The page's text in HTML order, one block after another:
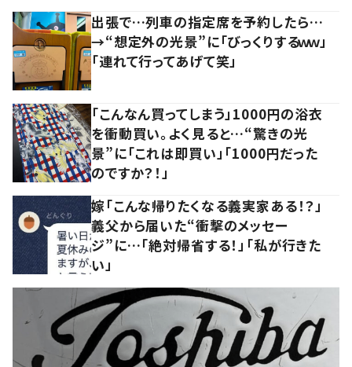
出張で…列車の指定席を予約したら…
→“想定外の光景”に「びっくりするｗｗ」
「連れて行ってあげて笑」
「こんなん買ってしまう」1000円の浴衣
を衝動買い。よく見ると…“驚きの光
景”に「これは即買い」「1000円だった
のですか？！」
嫁「こんな帰りたくなる義実家ある！？」
義父から届いた“衝撃のメッセー
ジ”に…「絶対帰省する！」「私が行きた
い」